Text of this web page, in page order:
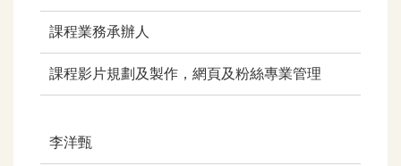
課程業務承辦人
課程影片規劃及製作，網頁及粉絲專業管理
李洋甄